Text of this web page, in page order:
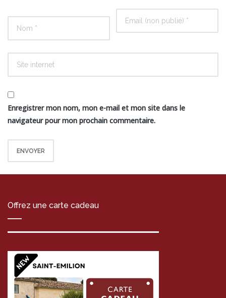
Enregistrer mon nom, mon e-mail et mon site dans le
navigateur pour mon prochain commentaire.
Offrez une carte cadeau